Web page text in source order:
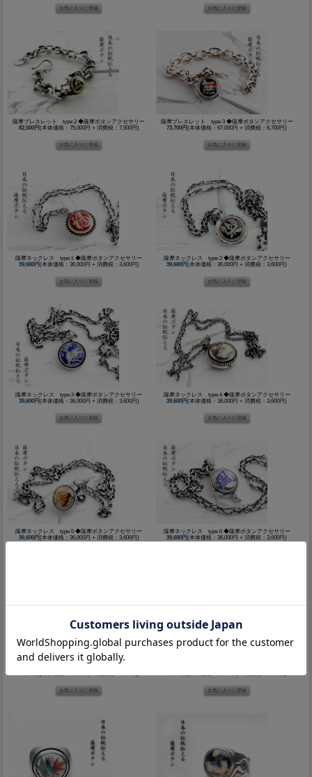
薩摩ブレスレット type２◆薩摩ボタンアクセサリー
82,500円(本体価格：75,000円 + 消費税：7,500円)
薩摩ブレスレット type３◆薩摩ボタンアクセサリー
73,700円(本体価格：67,000円 + 消費税：6,700円)
薩摩ネックレス type１◆薩摩ボタンアクセサリー
39,600円(本体価格：36,000円 + 消費税：3,600円)
薩摩ネックレス type２◆薩摩ボタンアクセサリー
39,600円(本体価格：36,000円 + 消費税：3,600円)
薩摩ネックレス type３◆薩摩ボタンアクセサリー
39,600円(本体価格：36,000円 + 消費税：3,600円)
薩摩ネックレス type４◆薩摩ボタンアクセサリー
39,600円(本体価格：36,000円 + 消費税：3,600円)
薩摩ネックレス type５◆薩摩ボタンアクセサリー
39,600円(本体価格：36,000円 + 消費税：3,600円)
薩摩ネックレス type６◆薩摩ボタンアクセサリー
39,600円(本体価格：36,000円 + 消費税：3,600円)